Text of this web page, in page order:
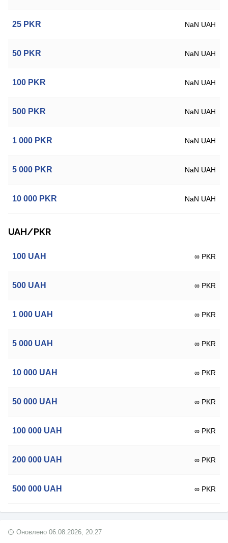
25 PKR NaN UAH
50 PKR NaN UAH
100 PKR NaN UAH
500 PKR NaN UAH
1 000 PKR NaN UAH
5 000 PKR NaN UAH
10 000 PKR NaN UAH
UAH/PKR
100 UAH ∞ PKR
500 UAH ∞ PKR
1 000 UAH ∞ PKR
5 000 UAH ∞ PKR
10 000 UAH ∞ PKR
50 000 UAH ∞ PKR
100 000 UAH ∞ PKR
200 000 UAH ∞ PKR
500 000 UAH ∞ PKR
Оновлено 06.08.2026, 20:27